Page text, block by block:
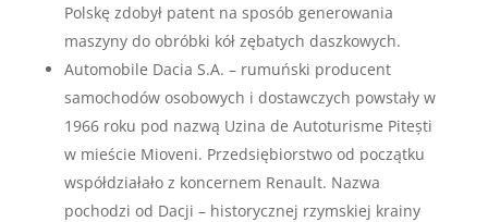
Polskę zdobył patent na sposób generowania
maszyny do obróbki kół zębatych daszkowych.
Automobile Dacia S.A. – rumuński producent
samochodów osobowych i dostawczych powstały w
1966 roku pod nazwą Uzina de Autoturisme Pitești
w mieście Mioveni. Przedsiębiorstwo od początku
współdziałało z koncernem Renault. Nazwa
pochodzi od Dacji – historycznej rzymskiej krainy